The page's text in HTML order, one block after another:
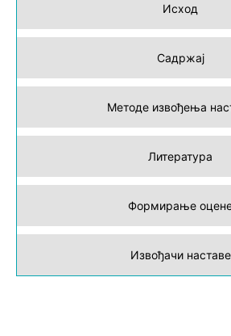
Исход
Садржај
Методе извођења
Литература
Формирање
Извођачи наставе